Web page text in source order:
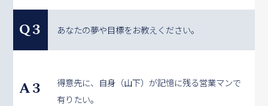
Q3 あなたの夢や目標をお教えください。
A3
得意先に、自身（山下）が記憶に残る営業マンで
有りたい。